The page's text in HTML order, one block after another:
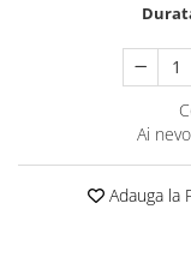
Ai
Adauga la